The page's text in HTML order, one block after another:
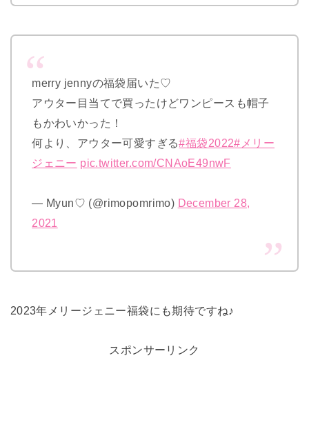
merry jennyの福袋届いた♡
アウター目当てで買ったけどワンピースも帽子
もかわいかった！
何より、アウター可愛すぎる#福袋2022#メリー
ジェニー pic.twitter.com/CNAoE49nwF
— Myun♡ (@rimopomrimo) December 28,
2021
2023年メリージェニー福袋にも期待ですね♪
スポンサーリンク